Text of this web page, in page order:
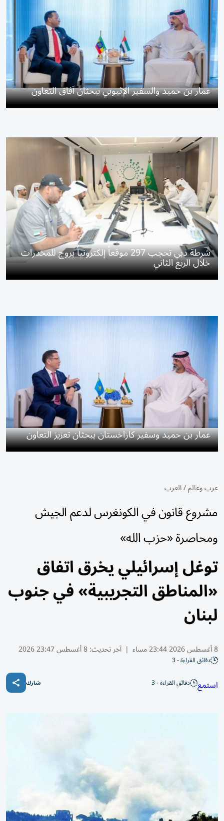
عمار بن حميد والسفير الإثيوبي يبحثان آفاق التعاون
شرطة دبي تحجب 297 موقعاً إلكترونياً يروج للمخدرات
خلال الربع الثاني
عمار بن حميد وسفير كازاخستان يبحثان تعزيز التعاون
عرب وعالم/العرب
مشروع قانون في الكونغرس لدعم الجيش
ومحاصرة «حزب الله»
توغل إسرائيلي يخرق اتفاق
«المناطق التجريبية» في جنوب
لبنان
8 أغسطس 2026 23:44 مساء | آخر تحديث:8 أغسطس 23:47 2026
دقائق القراءة - 3
استمع دقائق القراءة - 3 شارك